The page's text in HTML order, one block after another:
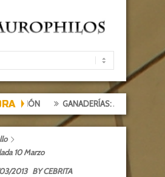
GANADERÍAS: ALCURRUCÉN
10 Marzo
2013 BYCEBRITA